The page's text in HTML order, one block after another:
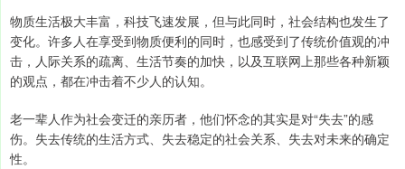
物质生活极大丰富，科技飞速发展，但与此同时，社会结构也发生了
变化。许多人在享受到物质便利的同时，也感受到了传统价值观的冲
击，人际关系的疏离、生活节奏的加快，以及互联网上那些各种新颖
的观点，都在冲击着不少人的认知。
老一辈人作为社会变迁的亲历者，他们怀念的其实是对“失去”的感
伤。失去传统的生活方式、失去稳定的社会关系、失去对未来的确定
性。